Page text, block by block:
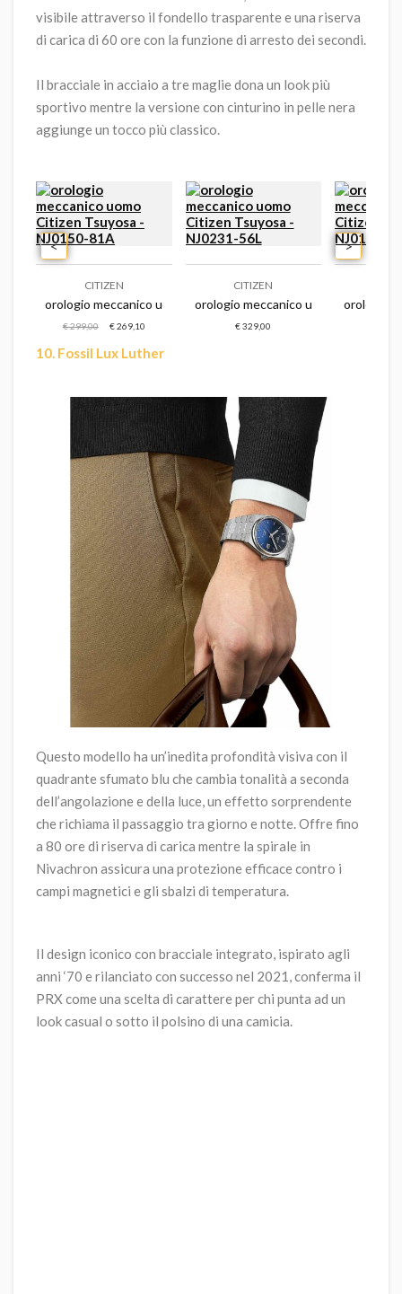
visibile attraverso il fondello trasparente e una riserva
di carica di 60 ore con la funzione di arresto dei secondi.
Il bracciale in acciaio a tre maglie dona un look più
sportivo mentre la versione con cinturino in pelle nera
aggiunge un tocco più classico.
uomo citizen tsuyosa - nj0151-88m
CITIZEN
orologio meccanico uomo citizen tsuyosa - nj0150-81a
€ 299,00 € 269,10
CITIZEN
orologio meccanico uomo citizen
€ 329,00
orologio
< >
10. Fossil Lux Luther
Questo modello ha un’inedita profondità visiva con il
quadrante sfumato blu che cambia tonalità a seconda
dell’angolazione e della luce, un effetto sorprendente
che richiama il passaggio tra giorno e notte. Offre fino
a 80 ore di riserva di carica mentre la spirale in
Nivachron assicura una protezione efficace contro i
campi magnetici e gli sbalzi di temperatura.
Il design iconico con bracciale integrato, ispirato agli
anni ‘70 e rilanciato con successo nel 2021, conferma il
PRX come una scelta di carattere per chi punta ad un
look casual o sotto il polsino di una camicia.